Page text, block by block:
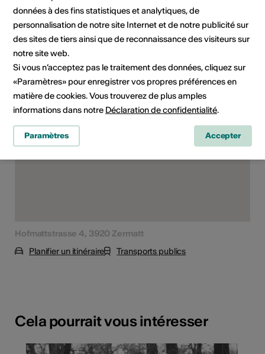
Domaine
Type d'événement
Concert
Lieu de l'événement
Hofmattstrasse 4, 3920 Zermatt
Planifier un itinéraire
Transports publics
Cela pourrait vous intéresser
données à des fins statistiques et analytiques, de
personnalisation de notre site Internet et de notre publicité sur
des sites de tiers ainsi que de reconnaissance des visiteurs sur
notre site web.
Si vous n’acceptez pas le traitement des données, cliquez sur
«Paramètres» pour enregistrer vos propres préférences en
matière de cookies. Vous trouverez de plus amples
informations dans notre Déclaration de confidentialité.
Paramètres Accepter